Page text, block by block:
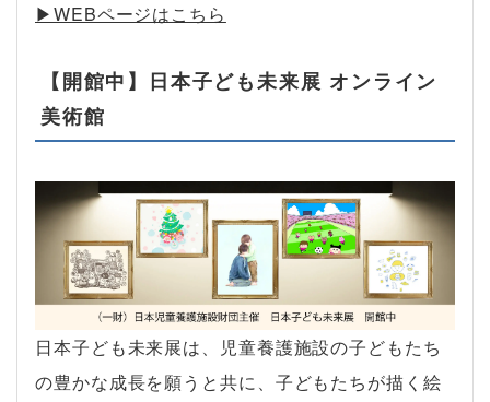
▶︎WEBページはこちら
【開館中】日本子ども未来展 オンライン
美術館
日本子ども未来展は、児童養護施設の子どもたち
の豊かな成長を願うと共に、子どもたちが描く絵